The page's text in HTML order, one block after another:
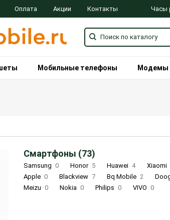
Оплата Акции Контакты Часы
Мобильные телефоны Модемы
Смартфоны (73)
Samsung 0 Honor 5 Huawei 4 Xiaomi
Apple 0 Blackview 7 Bq Mobile 2
Meizu 0 Nokia 0 Philips 0 VIVO 0